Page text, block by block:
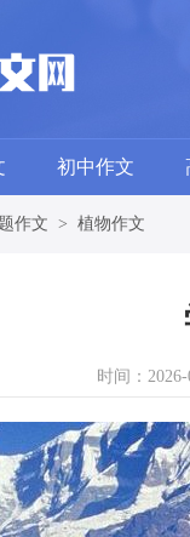
初中作文
作文 > 植物作文
时间：